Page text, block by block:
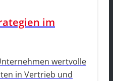
im
wertvolle
in Vertrieb und